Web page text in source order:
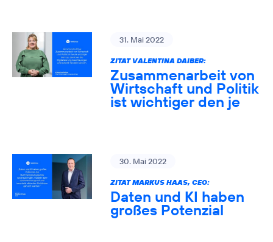
31. Mai 2022
ZITAT VALENTINA DAIBER:
Zusammenarbeit von
Wirtschaft und Politik
ist wichtiger den je
30. Mai 2022
ZITAT MARKUS HAAS, CEO:
Daten und KI haben
großes Potenzial